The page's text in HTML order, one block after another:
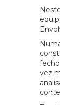
vez